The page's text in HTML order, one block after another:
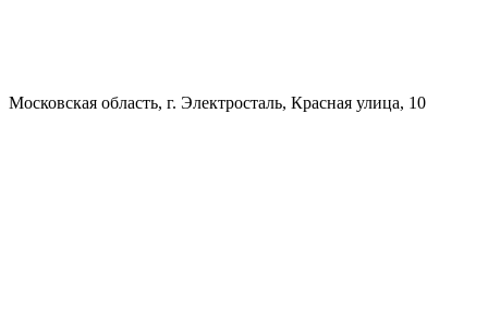
Московская область, г. Электросталь, Красная улица, 10